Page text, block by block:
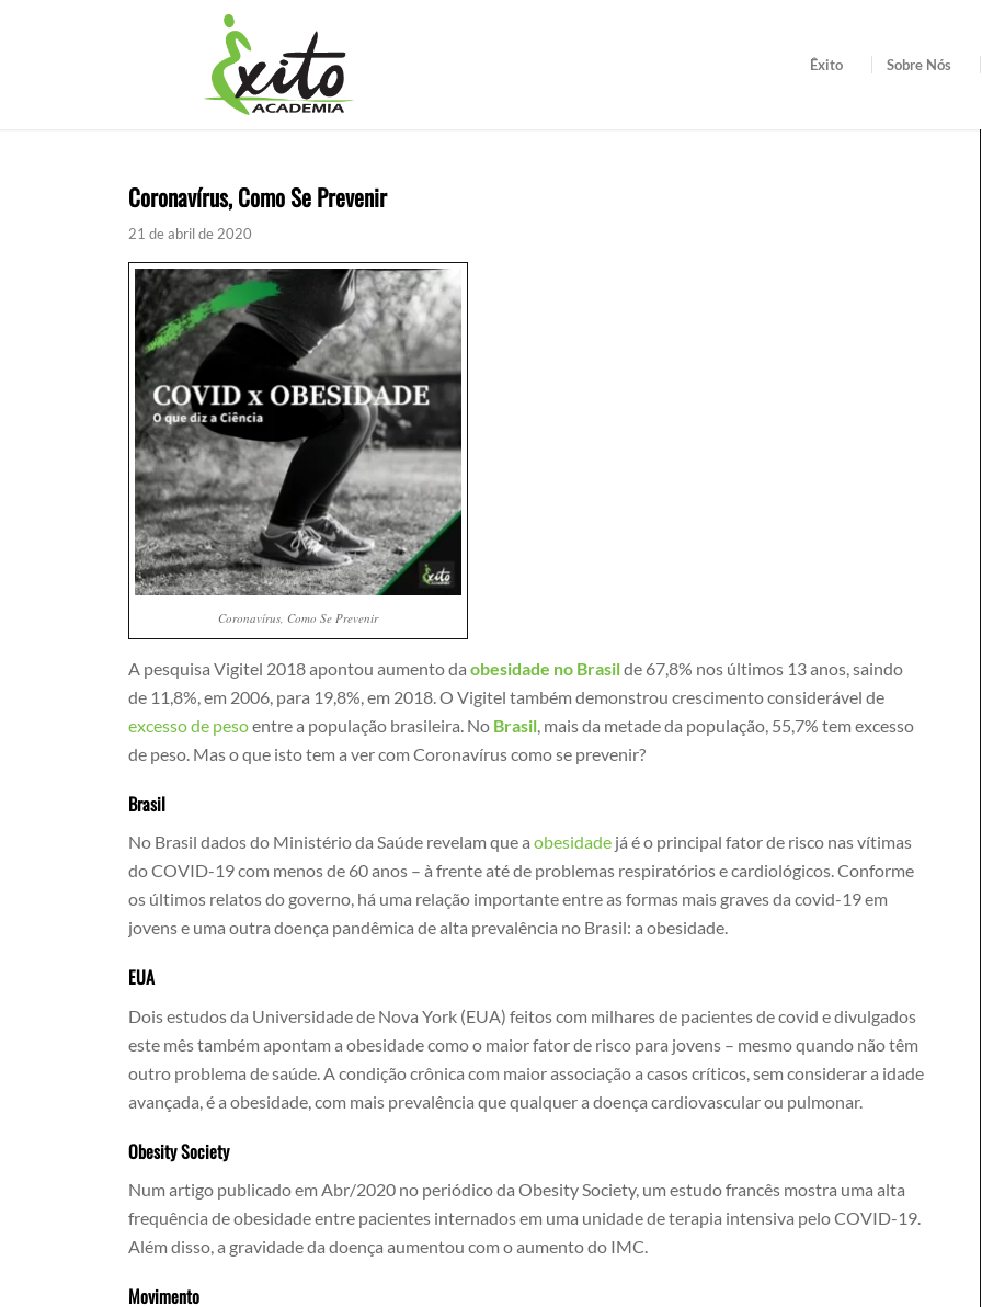
Êxito Sobre Nós
Coronavírus, Como Se Prevenir
21 de abril de 2020
Coronavírus, Como Se Prevenir
A pesquisa Vigitel 2018 apontou aumento daobesidade no Brasilde 67,8% nos últimos 13 anos, saindo
de 11,8%, em 2006, para 19,8%, em 2018. O Vigitel também demonstrou crescimento considerável de
excesso de pesoentre a população brasileira. No Brasil , mais da metade da população, 55,7% tem excesso
de peso. Mas o que isto tem a ver com Coronavírus como se prevenir?
Brasil
No Brasil dados do Ministério da Saúde revelam que aobesidade já é o principal fator de risco nas vítimas
do COVID-19 com menos de 60 anos – à frente até de problemas respiratórios e cardiológicos. Conforme
os últimos relatos do governo, há uma relação importante entre as formas mais graves da covid-19 em
jovens e uma outra doença pandêmica de alta prevalência no Brasil: a obesidade.
EUA
Dois estudos da Universidade de Nova York (EUA) feitos com milhares de pacientes de covid e divulgados
este mês também apontam a obesidade como o maior fator de risco para jovens – mesmo quando não têm
outro problema de saúde. A condição crônica com maior associação a casos críticos, sem considerar a idade
avançada, é a obesidade, com mais prevalência que qualquer a doença cardiovascular ou pulmonar.
Obesity Society
Num artigo publicado em Abr/2020 no periódico da Obesity Society, um estudo francês mostra uma alta
frequência de obesidade entre pacientes internados em uma unidade de terapia intensiva pelo COVID-19.
Além disso, a gravidade da doença aumentou com o aumento do IMC.
Movimento